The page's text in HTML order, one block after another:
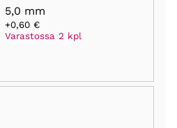
5,0 mm
+0,60 €
Varastossa 2 kpl